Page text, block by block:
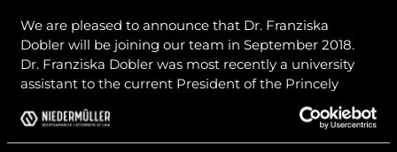
We are pleased to announce that Dr. Franziska
Dobler will be joining our team in September 2018.
Dr. Franziska Dobler was most recently a university
assistant to the current President of the Princely
Supreme Court, Univ. Prof. Dr. Schumacher, the Univ.
Prof. Dr. Bernhard König and Univ. Prof. Dr. Peter
Mayr at the Leopold Franzens University of Innsbruck.